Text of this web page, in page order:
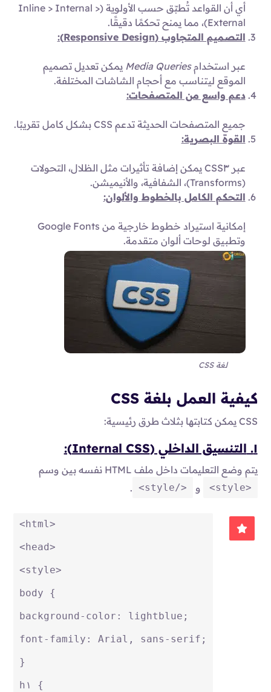
أي أن القواعد تُطبّق حسب الأولوية (Inline > Internal >
External)، مما يمنح تحكمًا دقيقًا.
التصميم المتجاوب (Responsive Design):
عبر استخدامMedia Queries يمكن تعديل تصميم
الموقع ليتناسب مع أحجام الشاشات المختلفة.
دعم واسع من المتصفحات:
جميع المتصفحات الحديثة تدعم CSS بشكل كامل تقريبًا.
القوة البصرية:
عبر CSS٣ يمكن إضافة تأثيرات مثل الظلال، التحولات
(Transforms)، الشفافية، والأنيميشن.
التحكم الكامل بالخطوط والألوان:
إمكانية استيراد خطوط خارجية من Google Fonts
وتطبيق لوحات ألوان متقدمة.
لغة CSS
كيفية العمل بلغة CSS
CSS يمكن كتابتها بثلاث طرق رئيسية:
١. التنسيق الداخلي (Internal CSS):
يتم وضع التعليمات داخل ملف HTML نفسه بين وسم
<style> و </style>
.
<html>
<head>
<style>
body {
background-color : lightblue;
font-family : Arial, sans-serif;
}
h١
{